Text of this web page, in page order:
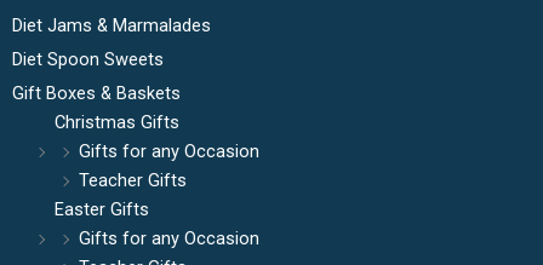
Diet Jams & Marmalades
Diet Spoon Sweets
Gift Boxes & Baskets
Christmas Gifts
Gifts for any Occasion
Teacher Gifts
Easter Gifts
Gifts for any Occasion